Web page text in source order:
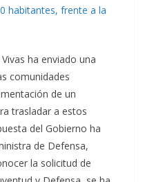
habitantes, frente a la
ha enviado una
comunidades
de un
trasladar a estos
del Gobierno ha
de Defensa,
la solicitud de